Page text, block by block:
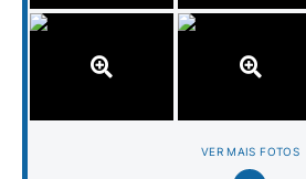
VER MAIS FOTOS